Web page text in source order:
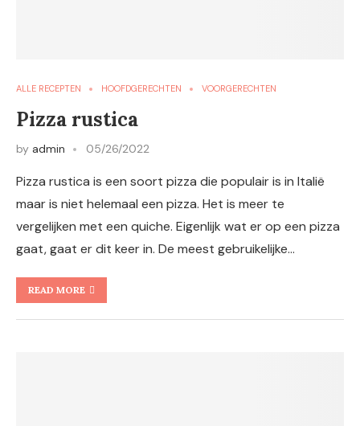
ALLE RECEPTEN HOOFDGERECHTEN VOORGERECHTEN
Pizza rustica
by admin 05/26/2022
Pizza rustica is een soort pizza die populair is in Italië
maar is niet helemaal een pizza. Het is meer te
vergelijken met een quiche. Eigenlijk wat er op een pizza
gaat, gaat er dit keer in. De meest gebruikelijke…
READ MORE